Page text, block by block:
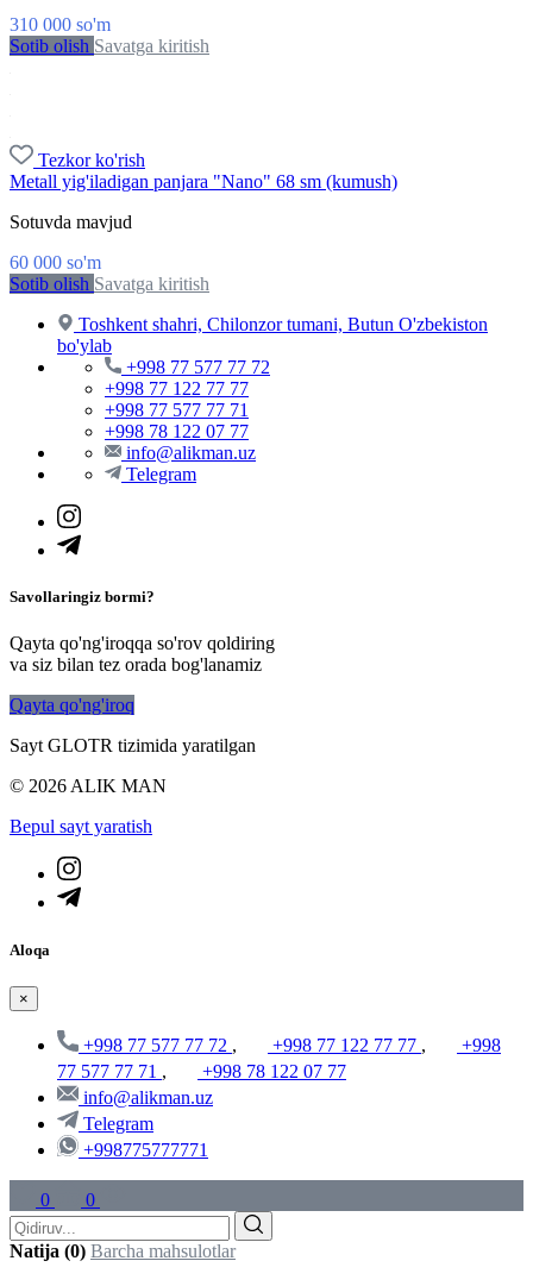
310 000 so'm
Sotib olish Savatga kiritish
Tezkor ko'rish
Metall yig'iladigan panjara "Nano" 68 sm (kumush)
Sotuvda mavjud
60 000 so'm
Sotib olish Savatga kiritish
Toshkent shahri, Chilonzor tumani, Butun O'zbekiston
bo'ylab
+998 77 577 77 72
+998 77 122 77 77
+998 77 577 77 71
+998 78 122 07 77
info@alikman.uz
Telegram
Savollaringiz bormi?
Qayta qo'ng'iroqqa so'rov qoldiring
va siz bilan tez orada bog'lanamiz
Qayta qo'ng'iroq
Sayt GLOTR tizimida yaratilgan
© 2026 ALIK MAN
Bepul sayt yaratish
Aloqa
×
+998 77 577 77 72 , +998 77 122 77 77 ,
+998
77 577 77 71 ,
+998 78 122 07 77
info@alikman.uz
Telegram
+998775777771
0 0
Natija (0) Barcha mahsulotlar